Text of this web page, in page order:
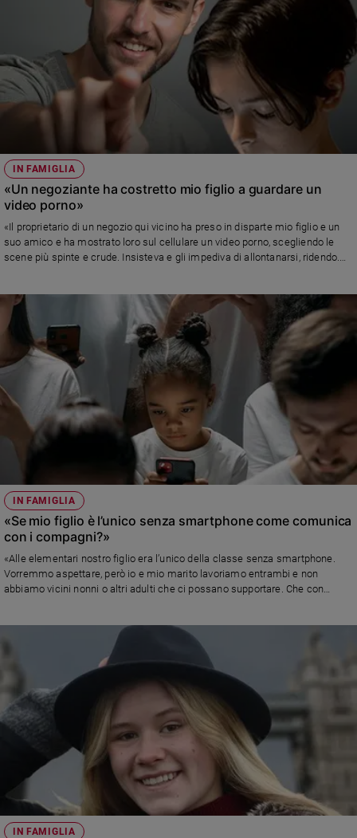
IN FAMIGLIA
«Un negoziante ha costretto mio figlio a guardare un
video porno»
«Il proprietario di un negozio qui vicino ha preso in disparte mio figlio e un
suo amico e ha mostrato loro sul cellulare un video porno, scegliendo le
scene più spinte e crude. Insisteva e gli impediva di allontanarsi, ridendo.
IN FAMIGLIA
«Se mio figlio è l’unico senza smartphone come comunica
con i compagni?»
«Alle elementari nostro figlio era l’unico della classe senza smartphone.
Vorremmo aspettare, però io e mio marito lavoriamo entrambi e non
abbiamo vicini nonni o altri adulti che ci possano supportare. Che con
IN FAMIGLIA